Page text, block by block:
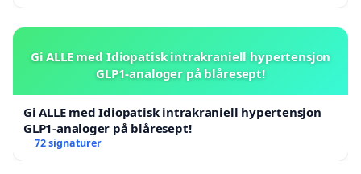
Gi ALLE med Idiopatisk intrakraniell hypertensjon
GLP1-analoger på blåresept!
Gi ALLE med Idiopatisk intrakraniell hypertensjon
GLP1-analoger på blåresept!
72 signaturer